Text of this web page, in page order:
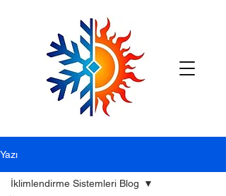
Yazı
İklimlendirme Sistemleri Blog